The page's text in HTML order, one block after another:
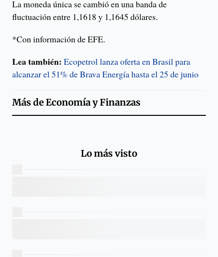
La moneda única se cambió en una banda de
fluctuación entre 1,1618 y 1,1645 dólares.
*Con información de EFE.
Lea también: Ecopetrol lanza oferta en Brasil para
alcanzar el 51% de Brava Energía hasta el 25 de junio
Más deEconomía y Finanzas
Lo más visto